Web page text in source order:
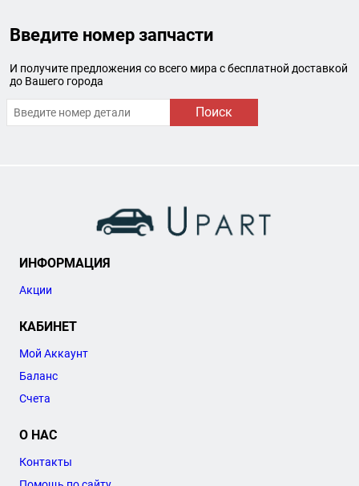
Введите номер запчасти
И получите предложения со всего мира с бесплатной доставкой
до Вашего города
Поиск
ИНФОРМАЦИЯ
Акции
КАБИНЕТ
Мой Аккаунт
Баланс
Счета
О НАС
Контакты